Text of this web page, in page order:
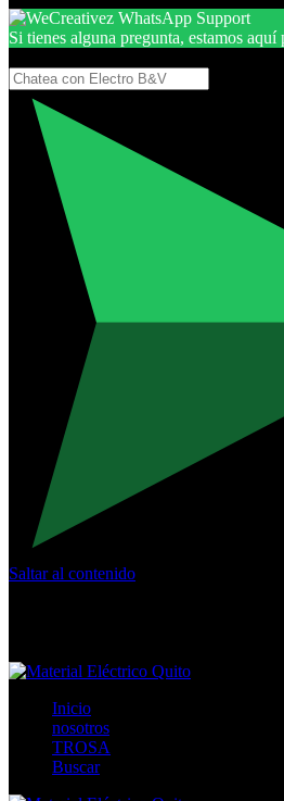
Si tienes alguna pregunta, estamos aquí
Saltar al contenido
Inicio
nosotros
TROSA
Buscar